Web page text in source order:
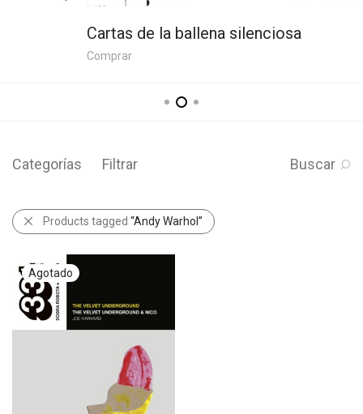
Cartas de la ballena silenciosa
Categorías Filtrar Buscar
Products tagged “Andy Warhol”